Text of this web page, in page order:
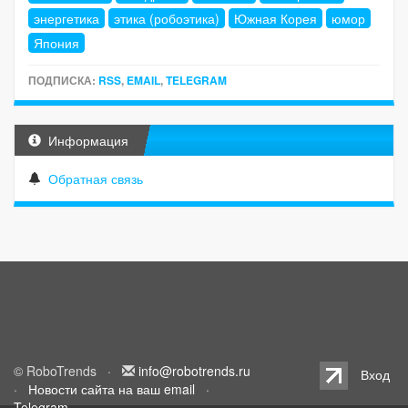
энергетика
этика (робоэтика) Южная Корея
юмор
Япония
ПОДПИСКА: RSS, EMAIL,TELEGRAM
Информация
Обратная связь
© RoboTrends ·
info@robotrends.ru
· Новости сайта на ваш email ·
Вход